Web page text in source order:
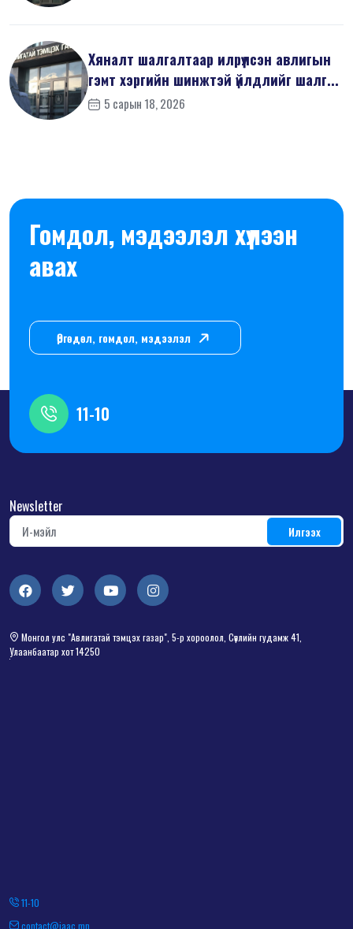
Хяналт шалгалтаар илрүүлсэн авлигын
гэмт хэргийн шинжтэй үйлдлийг шалг...
5 сарын 18, 2026
Гомдол, мэдээлэл хүлээн
авах
Өргөдөл, гомдол, мэдээлэл
11-10
Newsletter
Монгол улс "Авлигатай тэмцэх газар", 5-р хороолол, Сөүлийн гудамж 41,
Улаанбаатар хот 14250
11-10
contact@iaac.mn